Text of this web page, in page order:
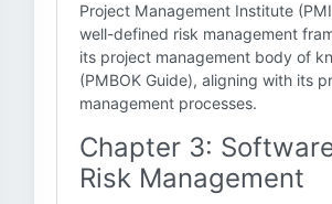
Project Management Institute
well-defined risk management
its project management body of
(PMBOK Guide), aligning with its
management processes.
Chapter 3:
Risk Management